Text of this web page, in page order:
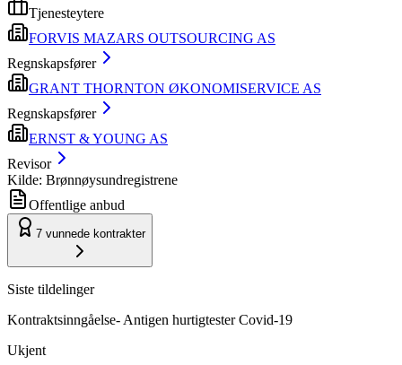
Tjenesteytere
FORVIS MAZARS OUTSOURCING AS
Regnskapsfører
GRANT THORNTON ØKONOMISERVICE AS
Regnskapsfører
ERNST & YOUNG AS
Revisor
Kilde: Brønnøysundregistrene
Offentlige anbud
7 vunnede kontrakter
Siste tildelinger
Kontraktsinngåelse- Antigen hurtigtester Covid-19
Ukjent